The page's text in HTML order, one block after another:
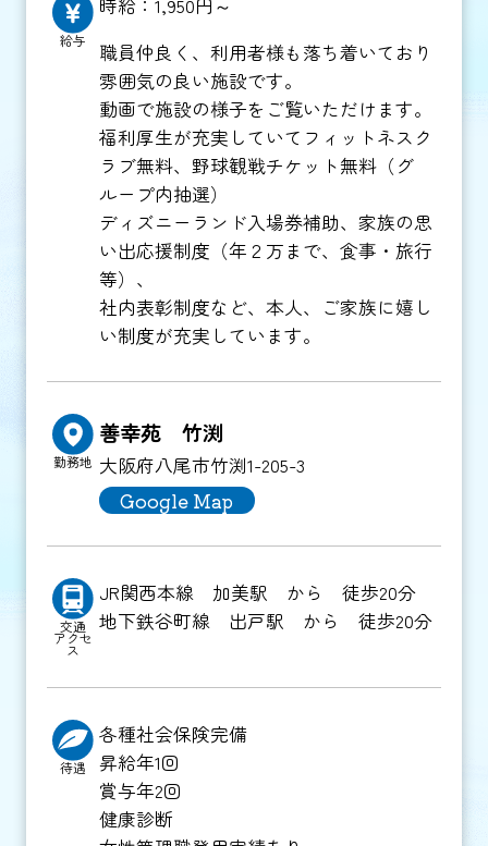
給与
時給：1,950円～
職員仲良く、利用者様も落ち着いており
雰囲気の良い施設です。
動画で施設の様子をご覧いただけます。
福利厚生が充実していてフィットネスク
ラブ無料、野球観戦チケット無料（グ
ループ内抽選）
ディズニーランド入場券補助、家族の思
い出応援制度（年２万まで、食事・旅行
等）、
社内表彰制度など、本人、ご家族に嬉し
い制度が充実しています。
勤務地
善幸苑 竹渕
大阪府八尾市竹渕1-205-3
Google Map
交通
アクセ
ス
JR関西本線 加美駅 から 徒歩20分
地下鉄谷町線 出戸駅 から 徒歩20分
待遇
各種社会保険完備
昇給年1回
賞与年2回
健康診断